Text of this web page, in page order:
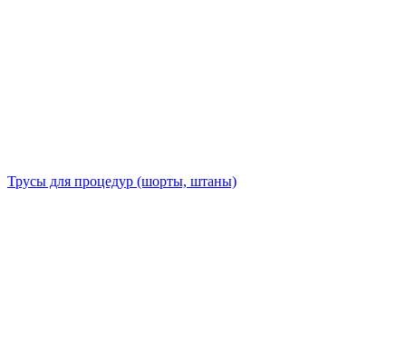
Трусы для процедур (шорты, штаны)